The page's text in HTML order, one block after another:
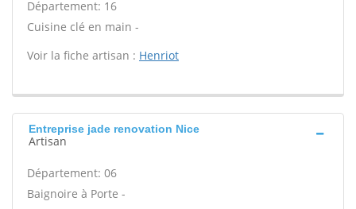
Département: 16
Cuisine clé en main -
Voir la fiche artisan : Henriot
Entreprise jade renovation Nice
Artisan
Département: 06
Baignoire à Porte -